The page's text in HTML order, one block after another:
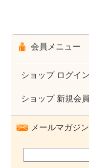
会員メニュー
ショップ ログイン
ショップ 新規会
メールマガジ